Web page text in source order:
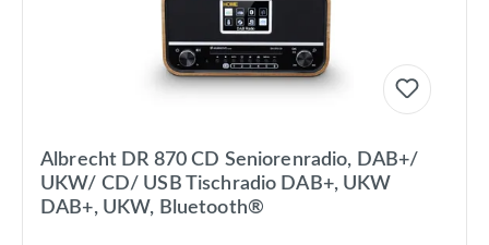
Albrecht DR 870 CD Seniorenradio, DAB+/
UKW/ CD/ USB Tischradio DAB+, UKW
DAB+, UKW, Bluetooth®